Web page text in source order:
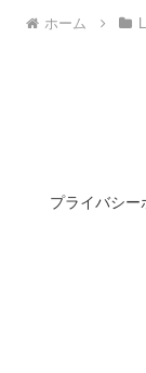
ホーム
プライバシー